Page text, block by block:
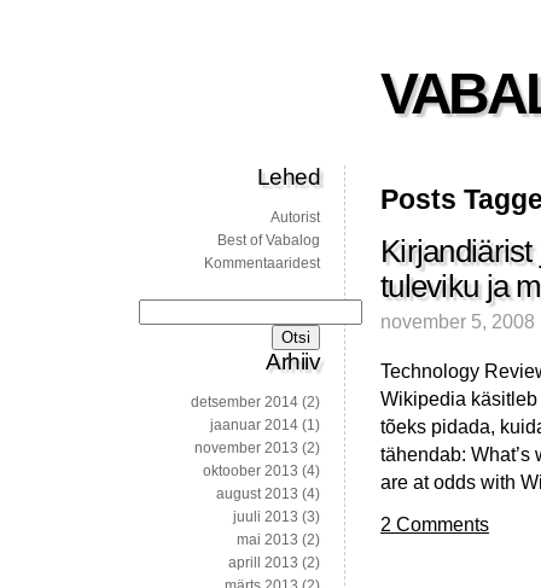
Posts
tuleviku ja
november 5, 2008
Technology
Wikipedia käsitleb
tõeks pidada,
tähendab:
are at odds with
2 Comments
Lehed
Autorist
Best of Vabalog
Kommentaaridest
Arhiiv
detsember 2014 (2)
jaanuar 2014 (1)
november 2013 (2)
oktoober 2013 (4)
august 2013 (4)
juuli 2013 (3)
mai 2013 (2)
aprill 2013 (2)